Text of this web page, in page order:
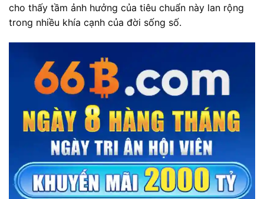
cho thấy tầm ảnh hưởng của tiêu chuẩn này lan rộng
trong nhiều khía cạnh của đời sống số.